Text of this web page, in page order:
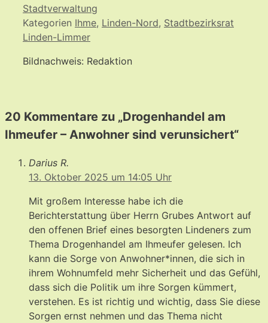
Stadtverwaltung
Kategorien Ihme, Linden-Nord, Stadtbezirksrat
Linden-Limmer
Bildnachweis: Redaktion
20 Kommentare zu „Drogenhandel am
Ihmeufer – Anwohner sind verunsichert“
Darius R.
13. Oktober 2025 um 14:05 Uhr
Mit großem Interesse habe ich die
Berichterstattung über Herrn Grubes Antwort auf
den offenen Brief eines besorgten Lindeners zum
Thema Drogenhandel am Ihmeufer gelesen. Ich
kann die Sorge von Anwohner*innen, die sich in
ihrem Wohnumfeld mehr Sicherheit und das Gefühl,
dass sich die Politik um ihre Sorgen kümmert,
verstehen. Es ist richtig und wichtig, dass Sie diese
Sorgen ernst nehmen und das Thema nicht